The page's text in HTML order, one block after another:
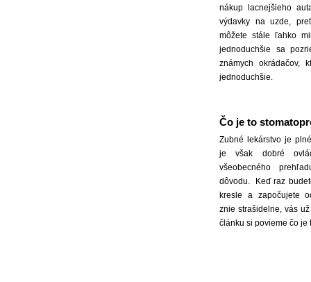
nákup lacnejšieho
výdavky na uzde,
môžete stále ľahko
jednoduchšie sa
známych okrádačov,
jednoduchšie.
Čo je to
Zubné lekárstvo je
je však dobré
všeobecného
dôvodu. Keď raz
kresle a započujete
znie strašidelne, vás
článku si povieme čo je